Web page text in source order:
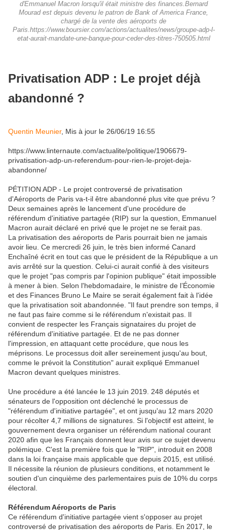
d'Emmanuel Macron lorsqu'il était ministre des finances.Bernard
Mourad est depuis devenu le patron de Bank of America France,
chargé de la vente des aéroports de
Paris.https://www.boursier.com/actions/actualites/news/groupe-adp-l-
etat-aurait-mandate-une-banque-pour-ceder-des-titres-750505.html
Privatisation ADP : Le projet déjà
abandonné ?
Quentin Meunier, Mis à jour le 26/06/19 16:55
https://www.linternaute.com/actualite/politique/1906679-
privatisation-adp-un-referendum-pour-rien-le-projet-deja-
abandonne/
PÉTITION ADP - Le projet controversé de privatisation
d'Aéroports de Paris va-t-il être abandonné plus vite que prévu ?
Deux semaines après le lancement d'une procédure de
référendum d'initiative partagée (RIP) sur la question, Emmanuel
Macron aurait déclaré en privé que le projet ne se ferait pas.
La privatisation des aéroports de Paris pourrait bien ne jamais
avoir lieu. Ce mercredi 26 juin, le très bien informé Canard
Enchaîné écrit en tout cas que le président de la République a un
avis arrêté sur la question. Celui-ci aurait confié à des visiteurs
que le projet "pas compris par l'opinion publique" était impossible
à mener à bien. Selon l'hebdomadaire, le ministre de l’Économie
et des Finances Bruno Le Maire se serait également fait à l'idée
que la privatisation soit abandonnée. "Il faut prendre son temps, il
ne faut pas faire comme si le référendum n'existait pas. Il
convient de respecter les Français signataires du projet de
référendum d'initiative partagée. Et de ne pas donner
l'impression, en attaquant cette procédure, que nous les
méprisons. Le processus doit aller sereinement jusqu'au bout,
comme le prévoit la Constitution" aurait expliqué Emmanuel
Macron devant quelques ministres.
Une procédure a été lancée le 13 juin 2019. 248 députés et
sénateurs de l'opposition ont déclenché le processus de
"référendum d'initiative partagée", et ont jusqu'au 12 mars 2020
pour récolter 4,7 millions de signatures. Si l'objectif est atteint, le
gouvernement devra organiser un référendum national courant
2020 afin que les Français donnent leur avis sur ce sujet devenu
polémique. C'est la première fois que le "RIP", introduit en 2008
dans la loi française mais applicable que depuis 2015, est utilisé.
Il nécessite la réunion de plusieurs conditions, et notamment le
soutien d'un cinquième des parlementaires puis de 10% du corps
électoral.
Référendum Aéroports de Paris
Ce référendum d'initiative partagée vient s'opposer au projet
controversé de privatisation des aéroports de Paris. En 2017, le